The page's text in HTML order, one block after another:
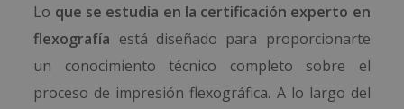
Lo que se estudia en la certificación experto en
flexografía está diseñado para proporcionarte
un conocimiento técnico completo sobre el
proceso de impresión flexográfica. A lo largo del